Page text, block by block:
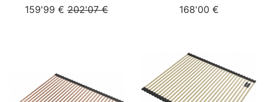
159'99 €202'07 € 168'00 €